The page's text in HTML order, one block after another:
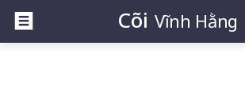
Cõi Vĩnh Hằng